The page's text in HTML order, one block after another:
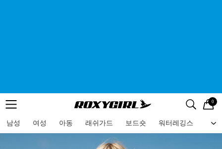
메뉴 검색
로고 0
남성 여성 아동 래쉬가드 보드숏 워터레깅스 비
메뉴